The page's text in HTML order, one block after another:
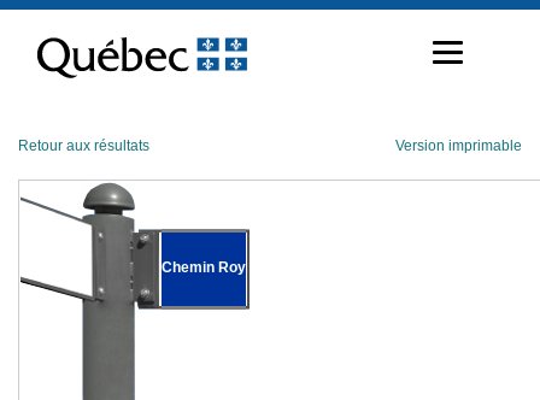
contenu
Retour aux résultats Version imprimable
Chemin Roy